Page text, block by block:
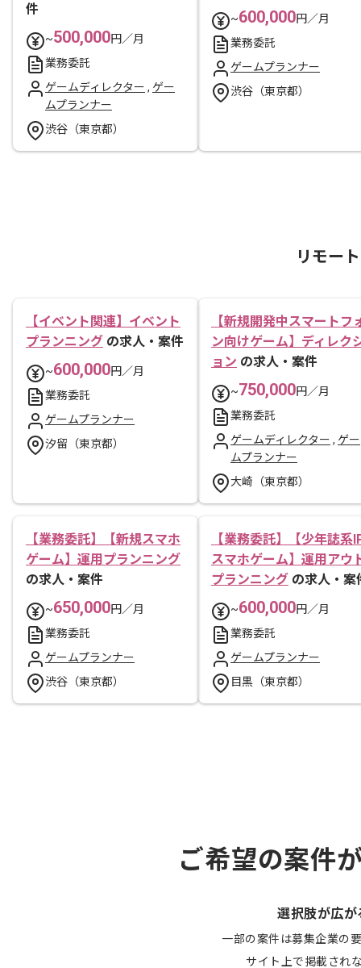
件
~500,000円／月
業務委託
ゲームディレクター , ゲー
ムプランナー
渋谷（東京都）
~600,000円／月
業務委託
ゲームプランナー
渋谷（東京都）
リモー
【イベント関連】イベント
プランニング の求人・案件
~600,000円／月
業務委託
ゲームプランナー
汐留（東京都）
【新規開発中スマートフ
ン向けゲーム】ディレク
ョン の求人・案件
~750,000円／月
業務委託
ゲームディレクター , ゲー
ムプランナー
大崎（東京都）
【業務委託】【新規スマホ
ゲーム】運用プランニング
の求人・案件
~650,000円／月
業務委託
ゲームプランナー
渋谷（東京都）
【業務委託】【少年誌系
スマホゲーム】運用アウ
プランニング の求人・案
~600,000円／月
業務委託
ゲームプランナー
目黒（東京都）
ご希望の案件
選択肢が広が
一部の案件は募集企業の
サイト上で掲載され